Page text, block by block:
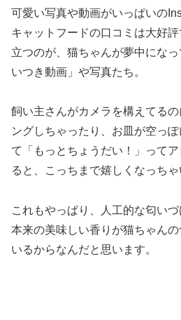
可愛い写真や動画がいっぱいの
キャットフードの口コミは大好
立つのが、猫ちゃんが夢中にな
いつき動画」や写真たち。
飼い主さんがカメラを構えてる
ングしちゃったり、お皿が空っ
て「もっとちょうだい！」って
ると、こっちまで嬉しくなっちゃ
これもやっぱり、人工的な匂い
本来の美味しい香りが猫ちゃん
いるからなんだと思います。